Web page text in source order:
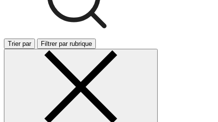
Trier par Filtrer par rubrique